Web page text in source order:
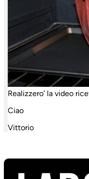
Realizzero’ la video
Ciao
Vittorio